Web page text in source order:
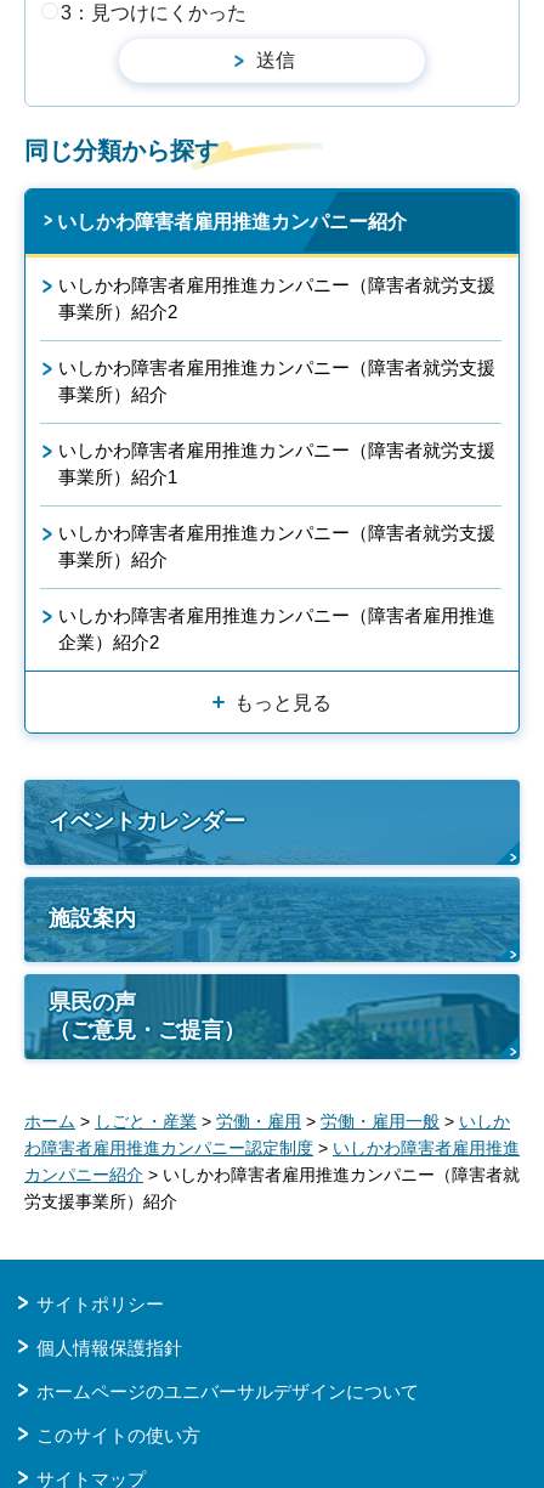
3：見つけにくかった
同じ分類から探す
いしかわ障害者雇用推進カンパニー紹介
いしかわ障害者雇用推進カンパニー（障害者就労支援
事業所）紹介2
いしかわ障害者雇用推進カンパニー（障害者就労支援
事業所）紹介
いしかわ障害者雇用推進カンパニー（障害者就労支援
事業所）紹介1
いしかわ障害者雇用推進カンパニー（障害者就労支援
事業所）紹介
いしかわ障害者雇用推進カンパニー（障害者雇用推進
企業）紹介2
もっと見る
イベントカレンダー
施設案内
県民の声
（ご意見・ご提言）
ホーム > しごと・産業 > 労働・雇用 > 労働・雇用一般 > いしか
わ障害者雇用推進カンパニー認定制度 > いしかわ障害者雇用推進
カンパニー紹介 > いしかわ障害者雇用推進カンパニー（障害者就
労支援事業所）紹介
サイトポリシー
個人情報保護指針
ホームページのユニバーサルデザインについて
このサイトの使い方
サイトマップ